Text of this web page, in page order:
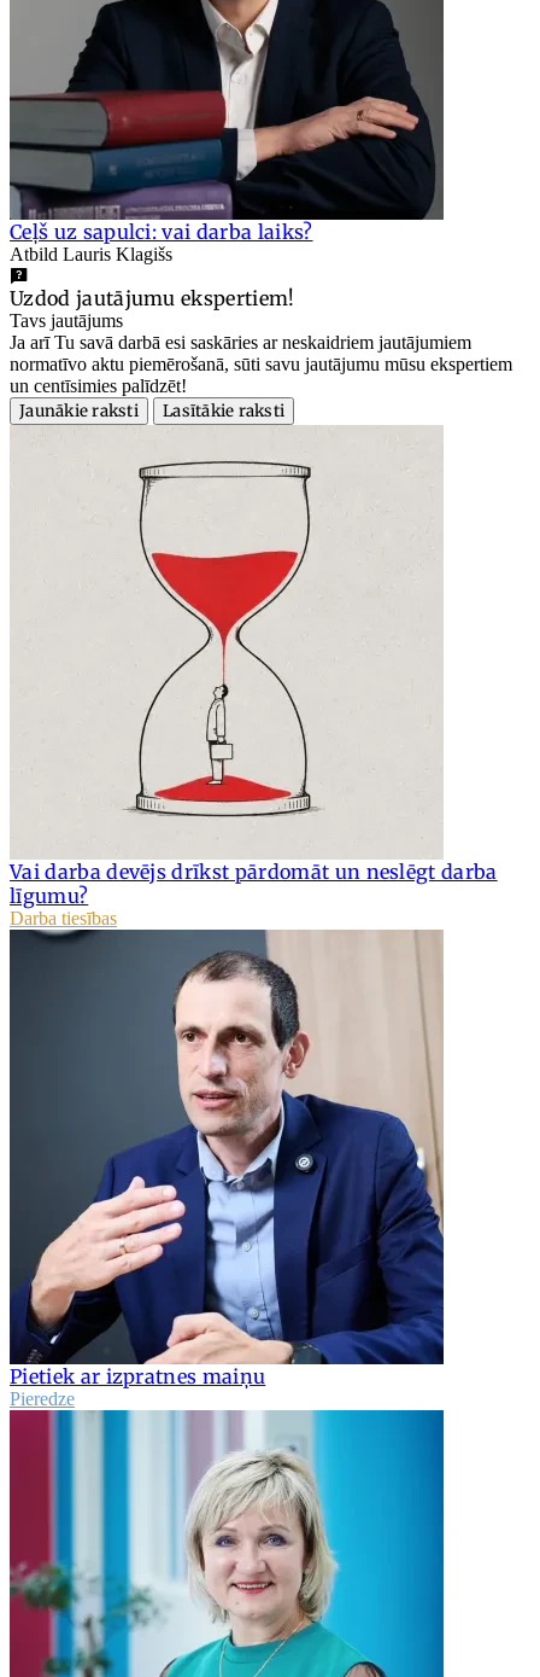
Ceļš uz sapulci: vai darba laiks?
Atbild Lauris Klagišs
Uzdod jautājumu ekspertiem!
Tavs jautājums
Ja arī Tu savā darbā esi saskāries ar neskaidriem jautājumiem
normatīvo aktu piemērošanā, sūti savu jautājumu mūsu ekspertiem
un centīsimies palīdzēt!
Jaunākie raksti
Lasītākie raksti
Vai darba devējs drīkst pārdomāt un neslēgt darba
līgumu?
Darba tiesības
Pietiek ar izpratnes maiņu
Pieredze